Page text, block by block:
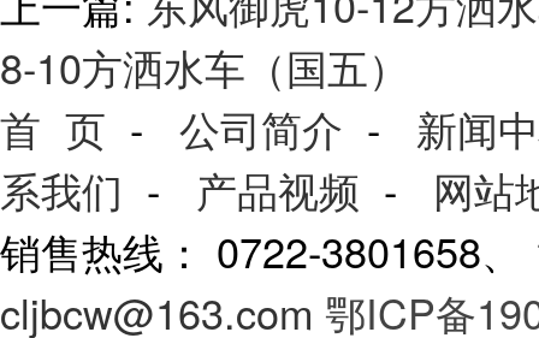
8-10方洒水车（国五）
首 页 - 公司简介 - 新闻
系我们 - 产品视频 - 网站
销售热线： 0722-3801658
cljbcw@163.com 鄂ICP备